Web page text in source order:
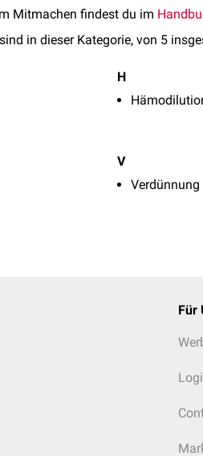
Mitmachen findest du im
in dieser Kategorie, von 5
H
V
Verdünnung
Für